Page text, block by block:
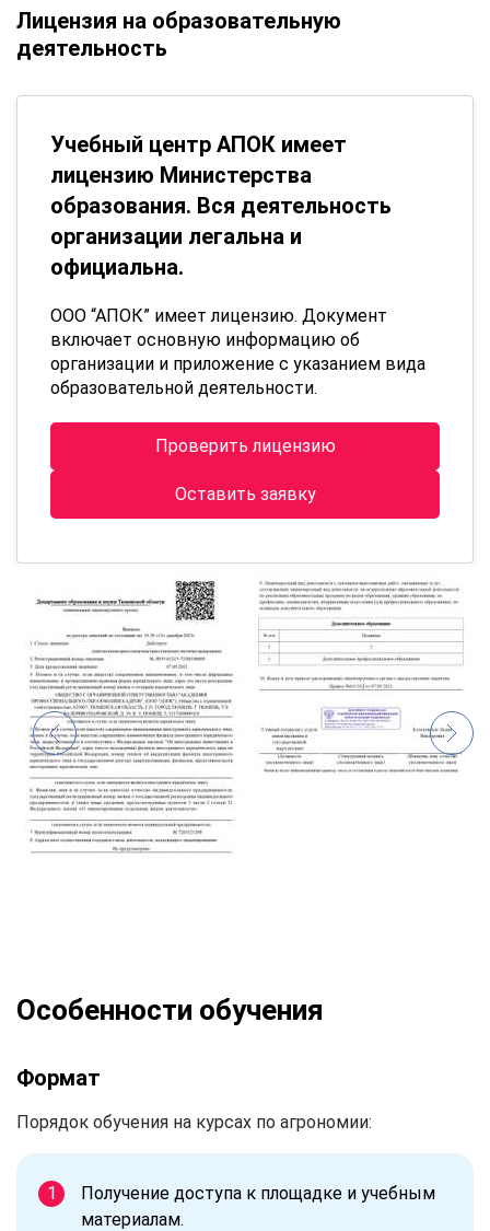
Лицензия на образовательную
деятельность
Учебный центр АПОК имеет
лицензию Министерства
образования. Вся деятельность
организации легальна и
официальна.
ООО “АПОК” имеет лицензию. Документ
включает основную информацию об
организации и приложение с указанием вида
образовательной деятельности.
Проверить лицензию
Оставить заявку
Особенности обучения
Формат
Порядок обучения на курсах по агрономии:
Получение доступа к площадке и учебным
материалам.